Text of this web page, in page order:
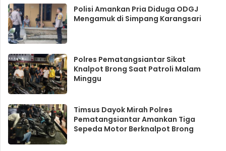
Polisi Amankan Pria Diduga ODGJ
Mengamuk di Simpang Karangsari
Polres Pematangsiantar Sikat
Knalpot Brong Saat Patroli Malam
Minggu
Timsus Dayok Mirah Polres
Pematangsiantar Amankan Tiga
Sepeda Motor Berknalpot Brong